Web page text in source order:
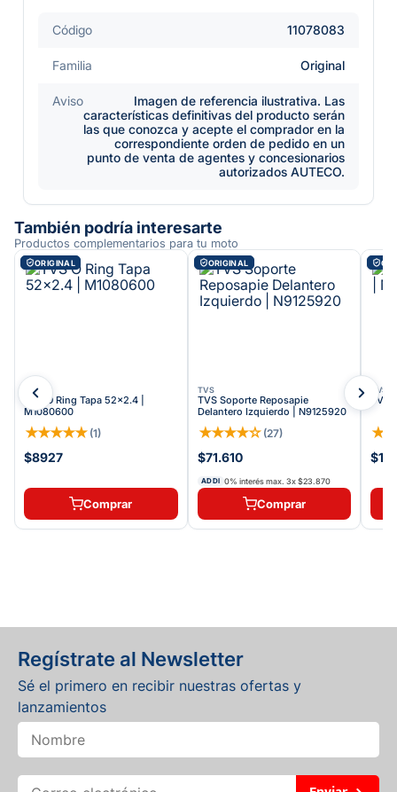
Código 11078083
Familia Original
Aviso
Imagen de referencia ilustrativa. Las
características definitivas del producto serán
las que conozca y acepte el comprador en la
correspondiente orden de pedido en un
punto de venta de agentes y concesionarios
autorizados AUTECO.
También podría interesarte
Productos complementarios para tu moto
ORIGINAL
TVS
TVS O Ring Tapa 52x2.4 |
M1080600
★★★★★ (1)
$8927
Comprar
ORIGINAL
TVS
TVS Soporte Reposapie
Delantero Izquierdo | N9125920
★★★★☆ (27)
$71.610
ADDI 0% interés max. 3x$23.870
Comprar
TVS
★
Regístrate al Newsletter
Sé el primero en recibir nuestras ofertas y
lanzamientos